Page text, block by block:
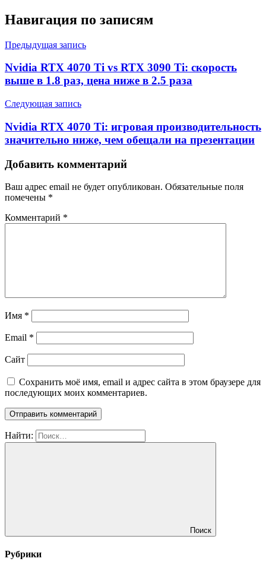
Навигация по записям
Предыдущая запись
Nvidia RTX 4070 Ti vs RTX 3090 Ti: скорость
выше в 1.8 раз, цена ниже в 2.5 раза
Следующая запись
Nvidia RTX 4070 Ti: игровая производительность
значительно ниже, чем обещали на презентации
Добавить комментарий
Ваш адрес email не будет опубликован. Обязательные поля
помечены *
Комментарий *
Имя *
Email *
Сайт
Сохранить моё имя, email и адрес сайта в этом браузере для
последующих моих комментариев.
Найти:
Поиск
Рубрики